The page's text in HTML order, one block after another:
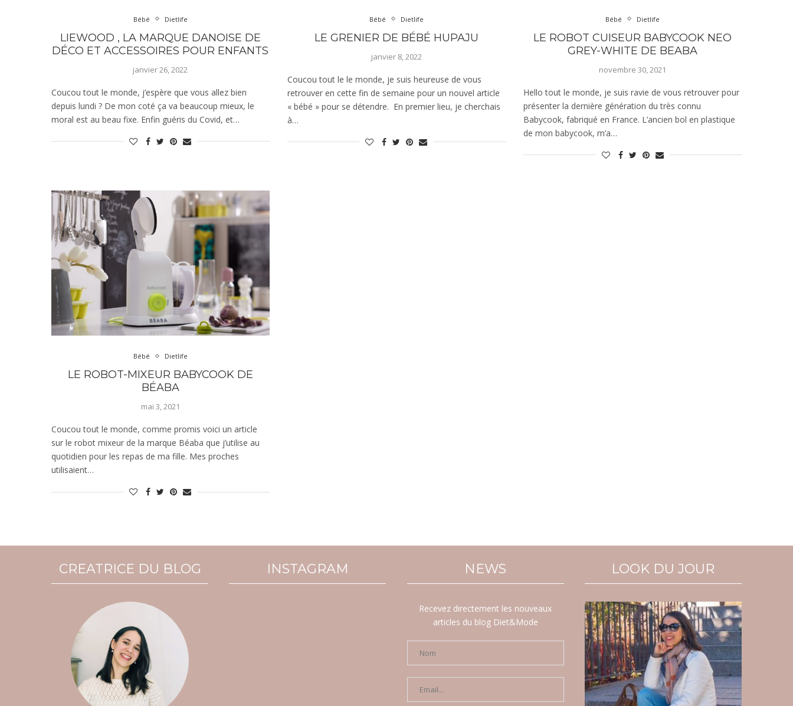
Bébé Dietlife
LIEWOOD , LA MARQUE DANOISE DE
DÉCO ET ACCESSOIRES POUR ENFANTS
janvier 26, 2022
Coucou tout le monde, j’espère que vous allez bien
depuis lundi ? De mon coté ça va beaucoup mieux, le
moral est au beau fixe. Enfin guéris du Covid, et…
Bébé Dietlife
LE GRENIER DE BÉBÉ HUPAJU
janvier 8, 2022
Coucou tout le le monde, je suis heureuse de vous
retrouver en cette fin de semaine pour un nouvel article
« bébé » pour se détendre. En premier lieu, je cherchais
à…
Bébé Dietlife
LE ROBOT CUISEUR BABYCOOK NEO
GREY-WHITE DE BEABA
novembre 30, 2021
Hello tout le monde, je suis ravie de vous retrouver pour
présenter la dernière génération du très connu
Babycook, fabriqué en France. L’ancien bol en plastique
de mon babycook, m’a…
Bébé Dietlife
LE ROBOT-MIXEUR BABYCOOK DE
BÉABA
mai 3, 2021
Coucou tout le monde, comme promis voici un article
sur le robot mixeur de la marque Béaba que j’utilise au
quotidien pour les repas de ma fille. Mes proches
utilisaient…
CREATRICE DU BLOG INSTAGRAM NEWS
Recevez directement les nouveaux
articles du blog Diet&Mode
LOOK DU JOUR